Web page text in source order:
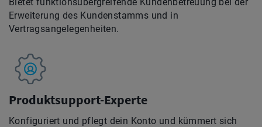
Erweiterung des Kundenstamms und in
Vertragsangelegenheiten.
Produktsupport-Experte
Konfiguriert und pflegt dein Konto und kümmert sich